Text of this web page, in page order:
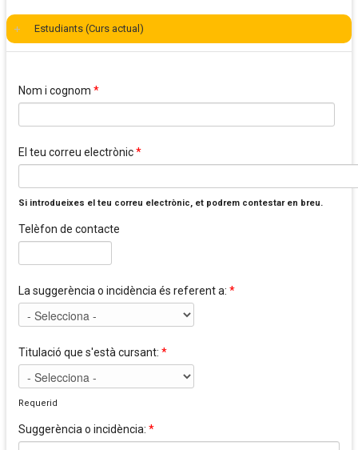
Estudiants (Curs actual)
Nom i cognom *
El teu correu electrònic*
Si introdueixes el teu correu electrònic, et podrem contestar en breu.
Telèfon de contacte
La suggerència o incidència és referent a: *
Titulació que s'està cursant: *
Requerid
Suggerència o incidència: *